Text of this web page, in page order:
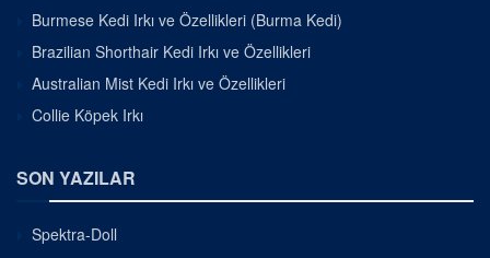
Burmese Kedi Irkı ve Özellikleri (Burma Kedi)
Brazilian Shorthair Kedi Irkı ve Özellikleri
Australian Mist Kedi Irkı ve Özellikleri
Collie Köpek Irkı
SON YAZILAR
Spektra-Doll